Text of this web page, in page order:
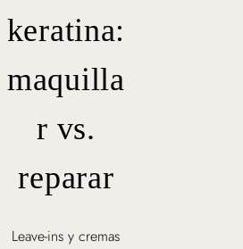
keratina:
maquilla
r vs.
reparar
Leave-ins y cremas